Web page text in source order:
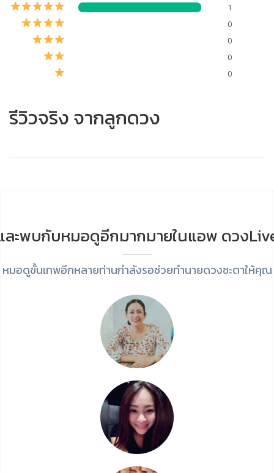
1
0
0
0
0
รีวิวจริง จากลูกดวง
ละพบกับหมอดูอีกมากมายในแอพ ดวง
หมอดูขั้นเทพอีกหลายท่านกำลังรอช่วยทำนายดวงชะตาให้คุณ